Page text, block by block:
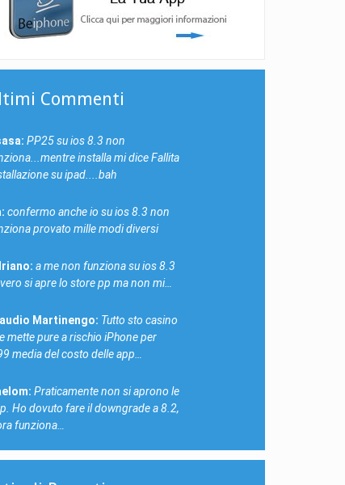
Commenti
PP25 su ios 8.3 non
installa mi dice Fallita
su ipad....bah
confermo anche io su ios 8.3 non
provato mille modi diversi
a me non funziona su ios 8.3
si apre lo store pp ma non mi…
Martinengo: Tutto sto casino
mette pure a rischio iPhone per
media del costo delle app…
Praticamente non si aprono le
Ho dovuto fare il downgrade a 8.2,
funziona…